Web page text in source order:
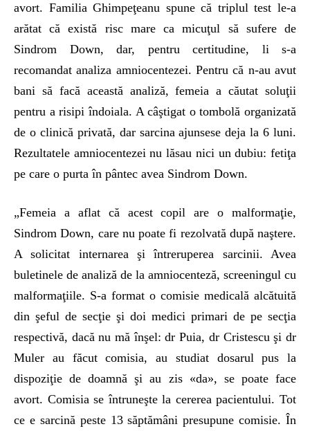
avort. Familia Ghimpeţeanu spune că triplul test le-a
arătat că există risc mare ca micuţul să sufere de
Sindrom Down, dar, pentru certitudine, li s-a
recomandat analiza amniocentezei. Pentru că n-au avut
bani să facă această analiză, femeia a căutat soluţii
pentru a risipi îndoiala. A câştigat o tombolă organizată
de o clinică privată, dar sarcina ajunsese deja la 6 luni.
Rezultatele amniocentezei nu lăsau nici un dubiu: fetiţa
pe care o purta în pântec avea Sindrom Down.
„Femeia a aflat că acest copil are o malformaţie,
Sindrom Down, care nu poate fi rezolvată după naştere.
A solicitat internarea şi întreruperea sarcinii. Avea
buletinele de analiză de la amniocenteză, screeningul cu
malformaţiile. S-a format o comisie me­dicală alcătuită
din şeful de secţie şi doi medici primari de pe secţia
respectivă, dacă nu mă înşel: dr Puia, dr Cristescu şi dr
Muler au făcut comisia, au studiat dosarul pus la
dispoziţie de doamnă şi au zis «da», se poate face
avort. Comisia se în­truneşte la cererea pacientului. Tot
ce e sarcină peste 13 săptămâni presupune comisie. În